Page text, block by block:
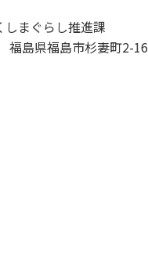
まぐらし推進課
島県福島市杉妻町2-16